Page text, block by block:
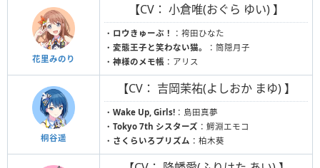
花里みのり
【CV： 小倉唯(おぐら ゆい) 】
・ ロウきゅーぶ！
：袴田ひなた
・ 変態王子と笑わない猫。
：筒隠月子
・ 神様のメモ帳 ：アリス
桐谷遥
【CV： 吉岡茉祐(よしおか まゆ) 】
・ Wake Up, Girls! ：島田真夢
・ Tokyo 7th シスターズ ：鰐淵エモコ
・ さくらいろプリズム ：柏木葵